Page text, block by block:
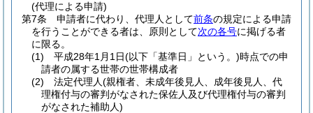
(代理による申請)
第7条
申請者に代わり、代理人として前条の規定による申請
を行うことができる者は、原則として次の各号に掲げる者
に限る。
(1)
平成28年1月1日(以下「基準日」という。)時点での申
請者の属する世帯の世帯構成者
(2)
法定代理人(親権者、未成年後見人、成年後見人、代
理権付与の審判がなされた保佐人及び代理権付与の審判
がなされた補助人)